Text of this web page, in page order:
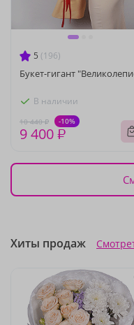
5 (196)
Букет-гигант
В наличии
10 440 ₽ -10%
9 400 ₽
Хиты продаж